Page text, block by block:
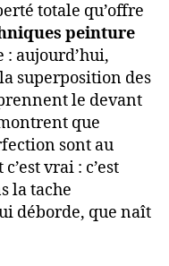
totale qu’offre
peinture
: aujourd’hui,
superposition des
le devant
que
sont au
vrai : c’est
la tache
déborde, que naît